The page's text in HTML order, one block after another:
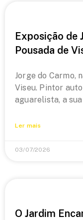
Exposição de
Pousada de
Jorge do Carmo,
Viseu. Pintor
aguarelista, a
Ler mais
03/07/2026
O Jardim